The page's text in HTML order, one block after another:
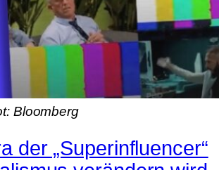
Bloomberg
der „Superinfluencer“